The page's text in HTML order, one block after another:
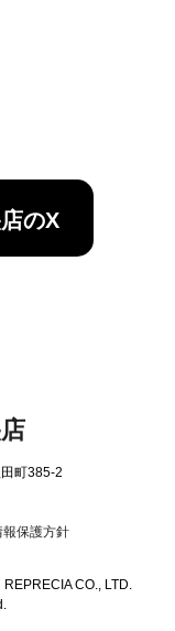
のX
町385-2
報保護方針
CO., LTD.